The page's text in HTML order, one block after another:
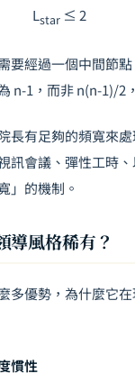
Lstar ≤ 2
要經過一個中間節點
n-1 ，而非n(n-1)/2
長有足夠的頻寬來
訊會議、彈性工時
」的機制。
導風格稀有？
多優勢，為什麼它
慣性